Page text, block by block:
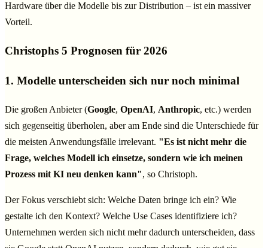
Hardware über die Modelle bis zur Distribution – ist ein massiver
Vorteil.
Christophs 5 Prognosen für 2026
1. Modelle unterscheiden sich nur noch minimal
Die großen Anbieter (Google, OpenAI, Anthropic, etc.) werden
sich gegenseitig überholen, aber am Ende sind die Unterschiede für
die meisten Anwendungsfälle irrelevant. "Es ist nicht mehr die
Frage, welches Modell ich einsetze, sondern wie ich meinen
Prozess mit KI neu denken kann", so Christoph.
Der Fokus verschiebt sich: Welche Daten bringe ich ein? Wie
gestalte ich den Kontext? Welche Use Cases identifiziere ich?
Unternehmen werden sich nicht mehr dadurch unterscheiden, dass